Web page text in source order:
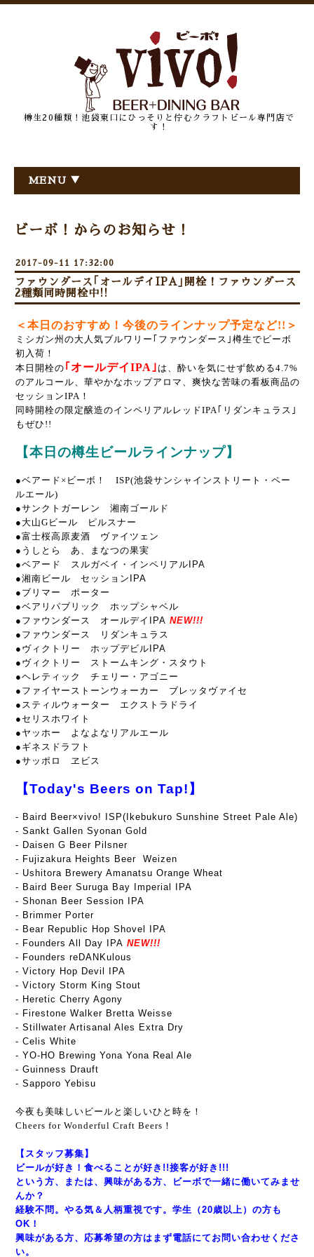
樽生20種類！池袋東口にひっそりと佇むクラフトビール専門店で
す！
MENU ▼
ビーボ！からのお知らせ！
2017-09-11 17:32:00
ファウンダース｢オールデイIPA｣開栓！ファウンダース
2種類同時開栓中!!
＜本日のおすすめ！今後のラインナップ予定など!!＞
ミシガン州の大人気ブルワリー｢ファウンダース｣樽生でビーボ
初入荷！
本日開栓の ｢オールデイIPA｣ は、酔いを気にせず飲める4.7%
のアルコール、華やかなホップアロマ、爽快な苦味の看板商品の
セッションIPA！
同時開栓の限定醸造のインペリアルレッドIPA｢リダンキュラス｣
もぜひ!!
【本日の樽生ビールラインナップ】
●ベアード×ビーボ！ ISP(池袋サンシャインストリート・ペー
ルエール)
●サンクトガーレン 湘南ゴールド
●大山Gビール ピルスナー
●富士桜高原麦酒 ヴァイツェン
●うしとら あ、まなつの果実
●ベアード スルガベイ・インペリアルIPA
●湘南ビール セッションIPA
●ブリマー ポーター
●ベアリパブリック ホップシャベル
●ファウンダース オールデイIPA NEW!!!
●ファウンダース リダンキュラス
●ヴィクトリー ホップデビルIPA
●ヴィクトリー ストームキング・スタウト
●ヘレティック チェリー・アゴニー
●ファイヤーストーンウォーカー ブレッタヴァイセ
●スティルウォーター エクストラドライ
●セリスホワイト
●ヤッホー よなよなリアルエール
●ギネスドラフト
●サッポロ ヱビス
【Today's Beers on Tap!】
- Baird Beer×vivo! ISP(Ikebukuro Sunshine Street Pale Ale)
- Sankt Gallen Syonan Gold
- Daisen G Beer Pilsner
- Fujizakura Heights Beer Weizen
- Ushitora Brewery Amanatsu Orange Wheat
- Baird Beer Suruga Bay Imperial IPA
- Shonan Beer Session IPA
- Brimmer Porter
- Bear Republic Hop Shovel IPA
- Founders All Day IPA NEW!!!
- Founders reDANKulous
- Victory Hop Devil IPA
- Victory Storm King Stout
- Heretic Cherry Agony
- Firestone Walker Bretta Weisse
- Stillwater Artisanal Ales Extra Dry
- Celis White
- YO-HO Brewing Yona Yona Real Ale
- Guinness Drauft
- Sapporo Yebisu
今夜も美味しいビールと楽しいひと時を！
Cheers for Wonderful Craft Beers！
【スタッフ募集】
ビールが好き！食べることが好き!!接客が好き!!!
という方、または、興味がある方、ビーボで一緒に働いてみませ
んか？
経験不問。やる気＆人柄重視です。学生（20歳以上）の方も
OK！
興味がある方、応募希望の方はまず電話にてお問い合わせくださ
い。